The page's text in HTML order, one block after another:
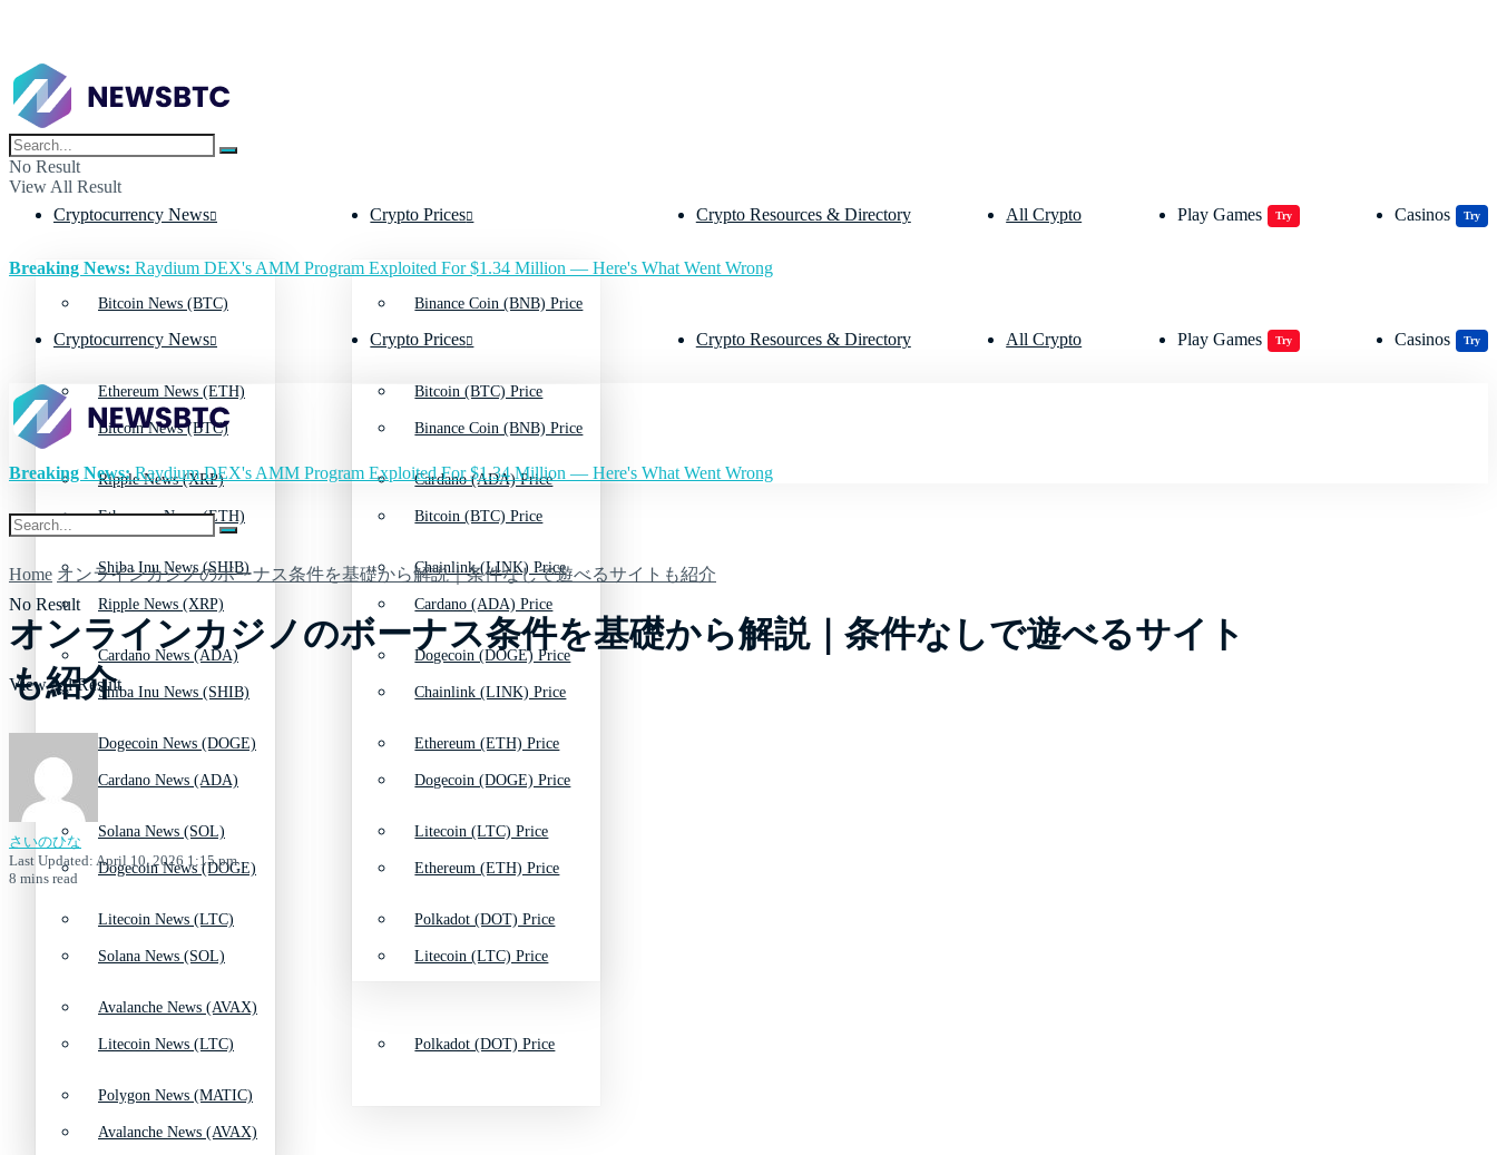
No Result
View All Result
Cryptocurrency News
Bitcoin News (BTC)
Ethereum News (ETH)
Ripple News (XRP)
Shiba Inu News (SHIB)
Cardano News (ADA)
Dogecoin News (DOGE)
Solana News (SOL)
Litecoin News (LTC)
Avalanche News (AVAX)
Polygon News (MATIC)
Crypto Prices
Binance Coin (BNB) Price
Bitcoin (BTC) Price
Cardano (ADA) Price
Chainlink (LINK) Price
Dogecoin (DOGE) Price
Ethereum (ETH) Price
Litecoin (LTC) Price
Polkadot (DOT) Price
Crypto Resources & Directory All Crypto Play Games Try Casinos Try
Breaking News: Raydium DEX's AMM Program Exploited For $1.34 Million — Here's What Went Wrong
Cryptocurrency News
Bitcoin News (BTC)
Ethereum News (ETH)
Ripple News (XRP)
Shiba Inu News (SHIB)
Cardano News (ADA)
Dogecoin News (DOGE)
Solana News (SOL)
Litecoin News (LTC)
Avalanche News (AVAX)
Crypto Prices
Binance Coin (BNB) Price
Bitcoin (BTC) Price
Cardano (ADA) Price
Chainlink (LINK) Price
Dogecoin (DOGE) Price
Ethereum (ETH) Price
Litecoin (LTC) Price
Polkadot (DOT) Price
Crypto Resources & Directory All Crypto Play Games Try Casinos Try
No Result
View All Result
Breaking News:Raydium DEX's AMM Program Exploited For $1.34 Million — Here's What Went Wrong
Home オンラインカジノのボーナス条件を基礎から解説｜条件なしで遊べるサイトも紹介
オンラインカジノのボーナス条件を基礎から解説｜条件なしで遊べるサイト
も紹介
さいのひな
Last Updated: April 10, 2026 1:15 pm
8 mins read